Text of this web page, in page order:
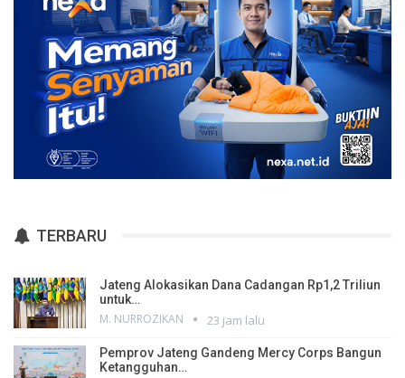
TERBARU
Jateng Alokasikan Dana Cadangan Rp1,2 Triliun
untuk…
M. NURROZIKAN 23 jam lalu
Pemprov Jateng Gandeng Mercy Corps Bangun
Ketangguhan…